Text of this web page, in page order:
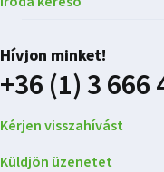
Hívjon minket!
+36 (1) 3 666
Kérjen visszahívást
Küldjön üzenetet